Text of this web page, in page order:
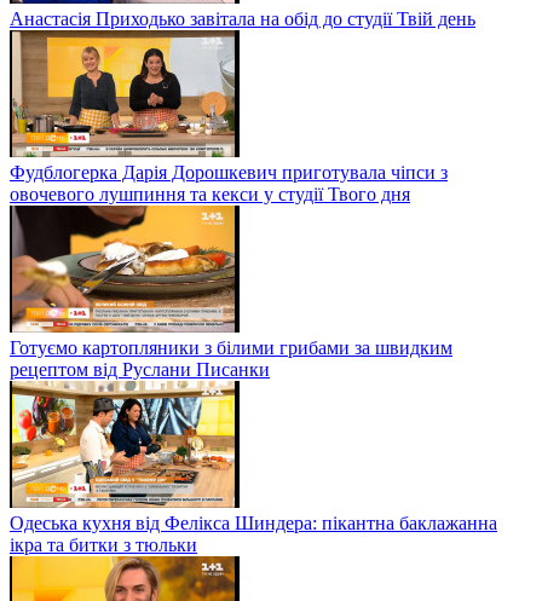
Анастасія Приходько завітала на обід до студії Твій день
Фудблогерка Дарія Дорошкевич приготувала чіпси з
овочевого лушпиння та кекси у студії Твого дня
Готуємо картопляники з білими грибами за швидким
рецептом від Руслани Писанки
Одеська кухня від Фелікса Шиндера: пікантна баклажанна
ікра та битки з тюльки